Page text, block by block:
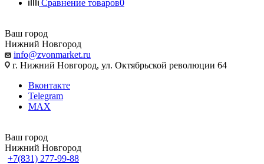
Сравнение товаров0
Ваш город
Нижний Новгород
info@zvonmarket.ru
г. Нижний Новгород, ул. Октябрьской революции 64
Вконтакте
Telegram
MAX
Ваш город
Нижний Новгород
+7(831) 277-99-88